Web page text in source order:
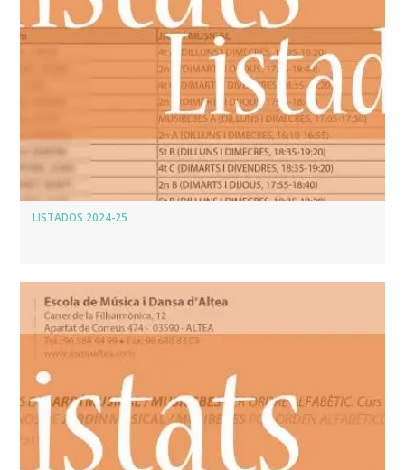
LISTADOS 2024-25